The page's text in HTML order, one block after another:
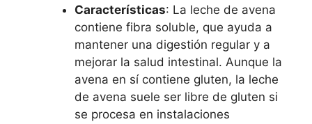
Características: La leche de avena
contiene fibra soluble, que ayuda a
mantener una digestión regular y a
mejorar la salud intestinal. Aunque la
avena en sí contiene gluten, la leche
de avena suele ser libre de gluten si
se procesa en instalaciones